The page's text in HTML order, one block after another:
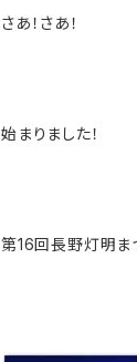
さあ！さあ！
始まりました！
第16回長野灯明